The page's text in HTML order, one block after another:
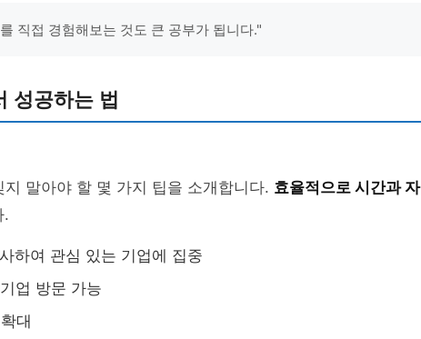
직접 경험해보는 것도 큰 공부가 됩니다."
성공하는 법
말아야 할 몇 가지 팁을 소개합니다. 효율적으로 시간과 자
.
하여 관심 있는 기업에 집중
업 방문 가능
대